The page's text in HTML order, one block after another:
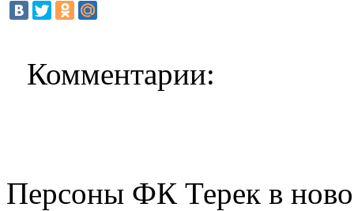
Комментарии:
Персоны ФК Терек в